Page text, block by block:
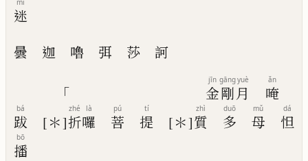
迷
mí
曇 迦 嚕 弭 莎 訶
「 金
jīn
剛
gāng
月
yuè
唵
ǎn
跋
bá
[＊]折
zhé
囉
là
菩
pú
提
tí
[＊]質
zhì
多
duō
母
mǔ
怛
dá
播
bō